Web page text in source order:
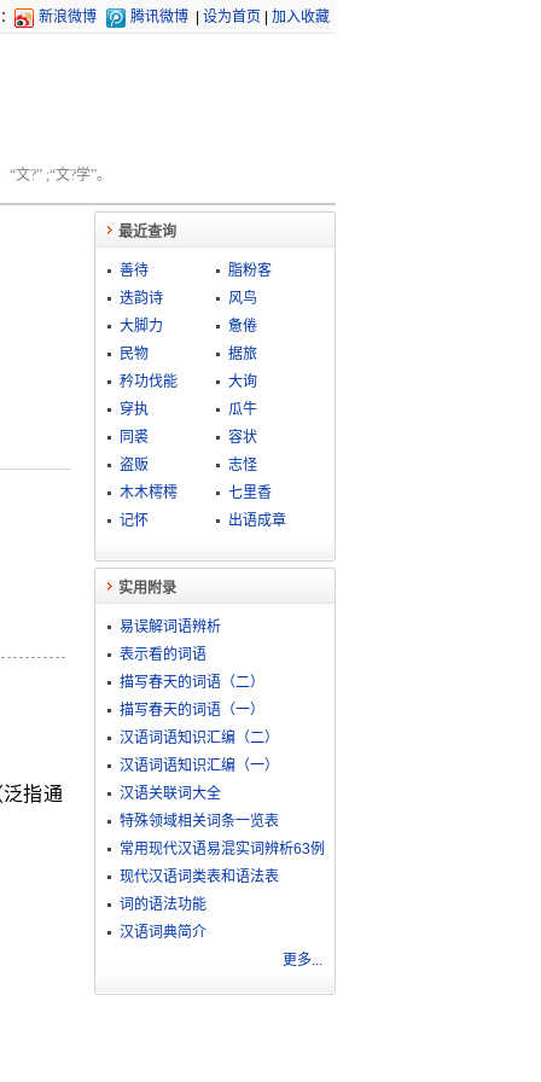
新浪微博 腾讯微博 设为首页 加入收藏
?” ;“文?学”。
指通
最近查询
善待
脂粉客
迭韵诗
风鸟
大脚力
惫倦
民物
据旅
矜功伐能
大询
穿执
瓜牛
同裘
容状
盗贩
志怪
木木樗樗
七里香
记怀
出语成章
实用附录
易误解词语辨析
表示看的词语
描写春天的词语（二）
描写春天的词语（一）
汉语词语知识汇编（二）
汉语词语知识汇编（一）
汉语关联词大全
特殊领域相关词条一览表
常用现代汉语易混实词辨析63例
现代汉语词类表和语法表
词的语法功能
汉语词典简介
更多...